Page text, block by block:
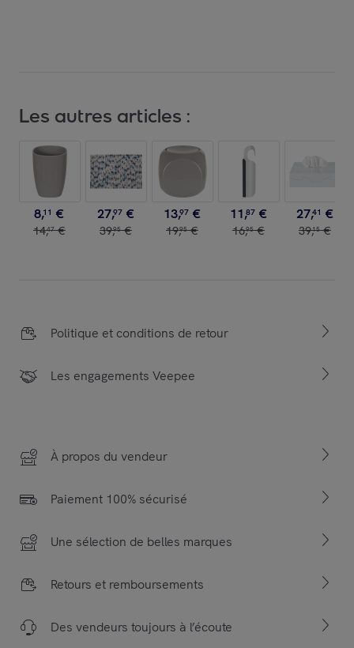
Les autres articles :
8,11 €
14,47 €
27,97 €
39,95 €
13,97 €
19,95 €
11,87 €
16,95 €
27,41 €
39,15 €
Politique et conditions de retour
Les engagements Veepee
À propos du vendeur
Paiement 100% sécurisé
Une sélection de belles marques
Retours et remboursements
Des vendeurs toujours à l’écoute